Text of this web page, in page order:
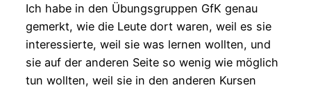
Ich habe in den Übungsgruppen GfK genau
gemerkt, wie die Leute dort waren, weil es sie
interessierte, weil sie was lernen wollten, und
sie auf der anderen Seite so wenig wie möglich
tun wollten, weil sie in den anderen Kursen